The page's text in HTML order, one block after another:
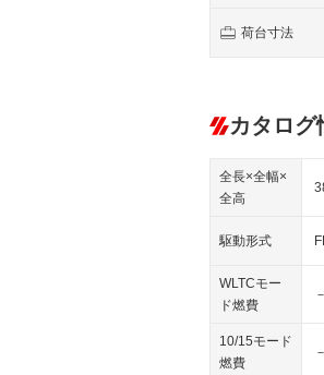
荷台寸法
カタログ
全長×全幅×
全高
駆動形式
WLTCモー
ド燃費
－
10/15モード
燃費
－